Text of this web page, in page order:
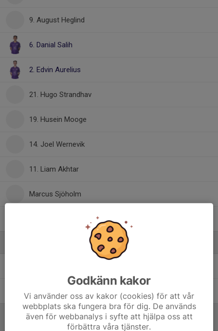
9. August Heglind
6. Danial Salih
2. Edvin Aurelius
21. Hugo Strandhav
19. Husein Mooge
14. Joel Wernevik
11. Liam Akhtar
Marcus Sjöholm
Ulric Selin Hjälptränare
Godkänn kakor
Vi använder oss av kakor (cookies) för att vår
webbplats ska fungera bra för dig. De används
även för webbanalys i syfte att hjälpa oss att
förbättra våra tjänster.